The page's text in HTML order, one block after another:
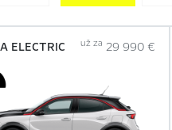
ELECTRIC už za 29 990 €